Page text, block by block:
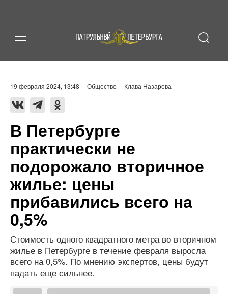
19 февраля 2024, 13:48 Общество Клава Назарова
В Петербурге
практически не
подорожало вторичное
жилье: цены
прибавились всего на
0,5%
Стоимость одного квадратного метра во вторичном
жилье в Петербурге в течение февраля выросла
всего на 0,5%. По мнению экспертов, цены будут
падать еще сильнее.